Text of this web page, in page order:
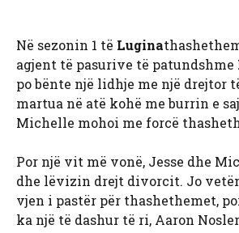
Në sezonin 1 të Lugina
agjent të pasurive të patundshme
po bënte një lidhje me një drejtor
martua në atë kohë me burrin e
Michelle mohoi me forcë
Por një vit më vonë, Jesse dhe
dhe lëvizin drejt divorcit. Jo
vjen i pastër për thashethemet,
ka një të dashur të ri, Aaron